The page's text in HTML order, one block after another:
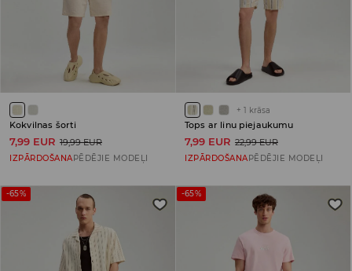
Kokvilnas šorti
7,99 EUR 19,99 EUR
IZPĀRDOŠANAPĒDĒJIE MODEĻI
+ 1 krāsa
Tops ar linu piejaukumu
7,99 EUR 22,99 EUR
IZPĀRDOŠANAPĒDĒJIE MODEĻI
-65% -65%